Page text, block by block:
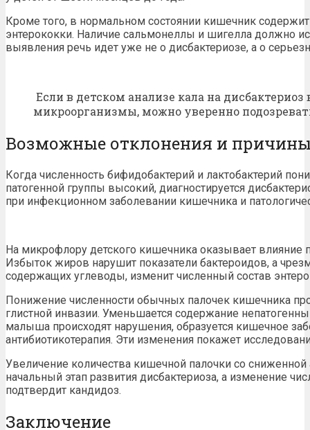
Кроме того, в нормальном состоянии кишечник
энтерококки. Наличие сальмонеллы и шигелла должно
выявления речь идет уже не о дисбактериозе, а о
Если в детском анализе кала на
микроорганизмы, можно уверенно
Возможные отклонения и
Когда численность бифидобактерий и лактобактерий
патогенной группы высокий, диагностируется
при инфекционном заболевании кишечника и
На микрофлору детского кишечника оказывает влияние
Избыток жиров нарушит показатели бактероидов, а
содержащих углеводы, изменит численный состав
Понижение численности обычных палочек кишечника
глистной инвазии. Уменьшается содержание
малыша происходят нарушения, образуется кишечное
антибиотикотерапия. Эти изменения покажет
Увеличение количества кишечной палочки со
начальный этап развития дисбактериоза, а изменение
подтвердит кандидоз.
Заключение